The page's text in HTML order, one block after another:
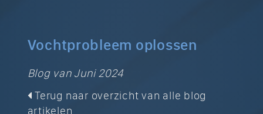
Vochtprobleem oplossen
Blog van Juni 2024
Terug naar overzicht van alle blog
artikelen